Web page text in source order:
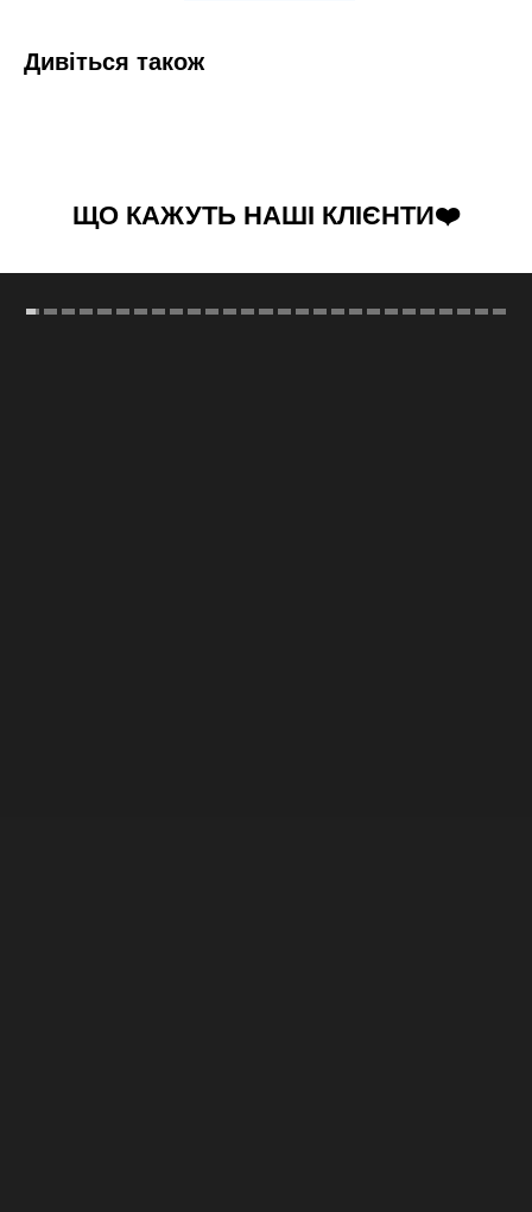
Дивіться також
ЩО КАЖУТЬ НАШІ КЛІЄНТИ❤️